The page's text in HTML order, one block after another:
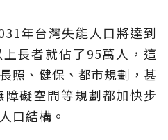
年台灣失能人口將達到
長者就佔了95萬人，這
照、健保、都市規劃，甚
礙空間等規劃都加快步
口結構。